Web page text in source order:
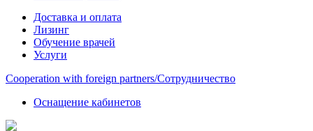
Доставка и оплата
Лизинг
Обучение врачей
Услуги
Сooperation with foreign partners/Сотрудничество
Оснащение кабинетов